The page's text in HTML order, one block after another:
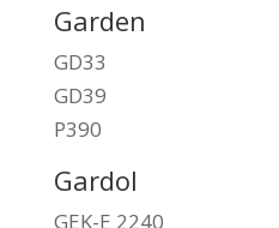
Garden
GD33
GD39
P390
Gardol
GEK-E 2240